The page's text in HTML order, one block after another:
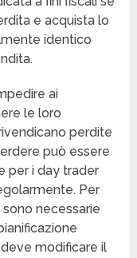
e acquista lo
identico
ai
le loro
perdite
può essere
per i day trader
Per
necessarie
modificare il